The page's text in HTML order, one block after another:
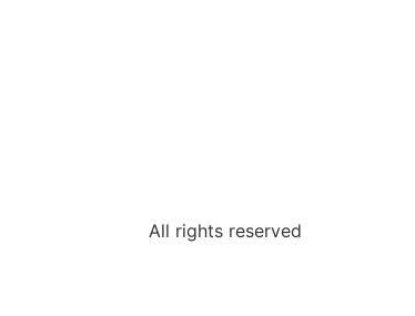
All rights reserved